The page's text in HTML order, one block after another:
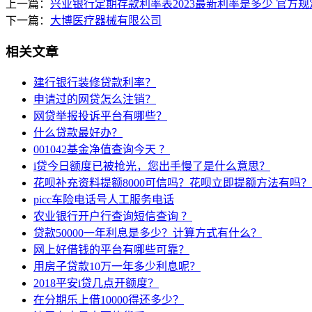
上一篇： 兴业银行定期存款利率表2023最新利率是多少 官方
下一篇： 大博医疗器械有限公司
相关文章
建行银行装修贷款利率？
申请过的网贷怎么注销？
网贷举报投诉平台有哪些？
什么贷款最好办？
001042基金净值查询今天 ？
i贷今日额度已被抢光，您出手慢了是什么意思？
花呗补充资料提额8000可信吗？花呗立即提额方法有吗？
picc车险电话号人工服务电话
农业银行开户行查询短信查询 ？
贷款50000一年利息是多少？计算方式有什么？
网上好借钱的平台有哪些可靠？
用房子贷款10万一年多少利息呢？
2018平安i贷几点开额度？
在分期乐上借10000得还多少？